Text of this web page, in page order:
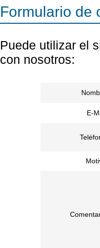
Formulario de
Puede utilizar el
con nosotros:
E-